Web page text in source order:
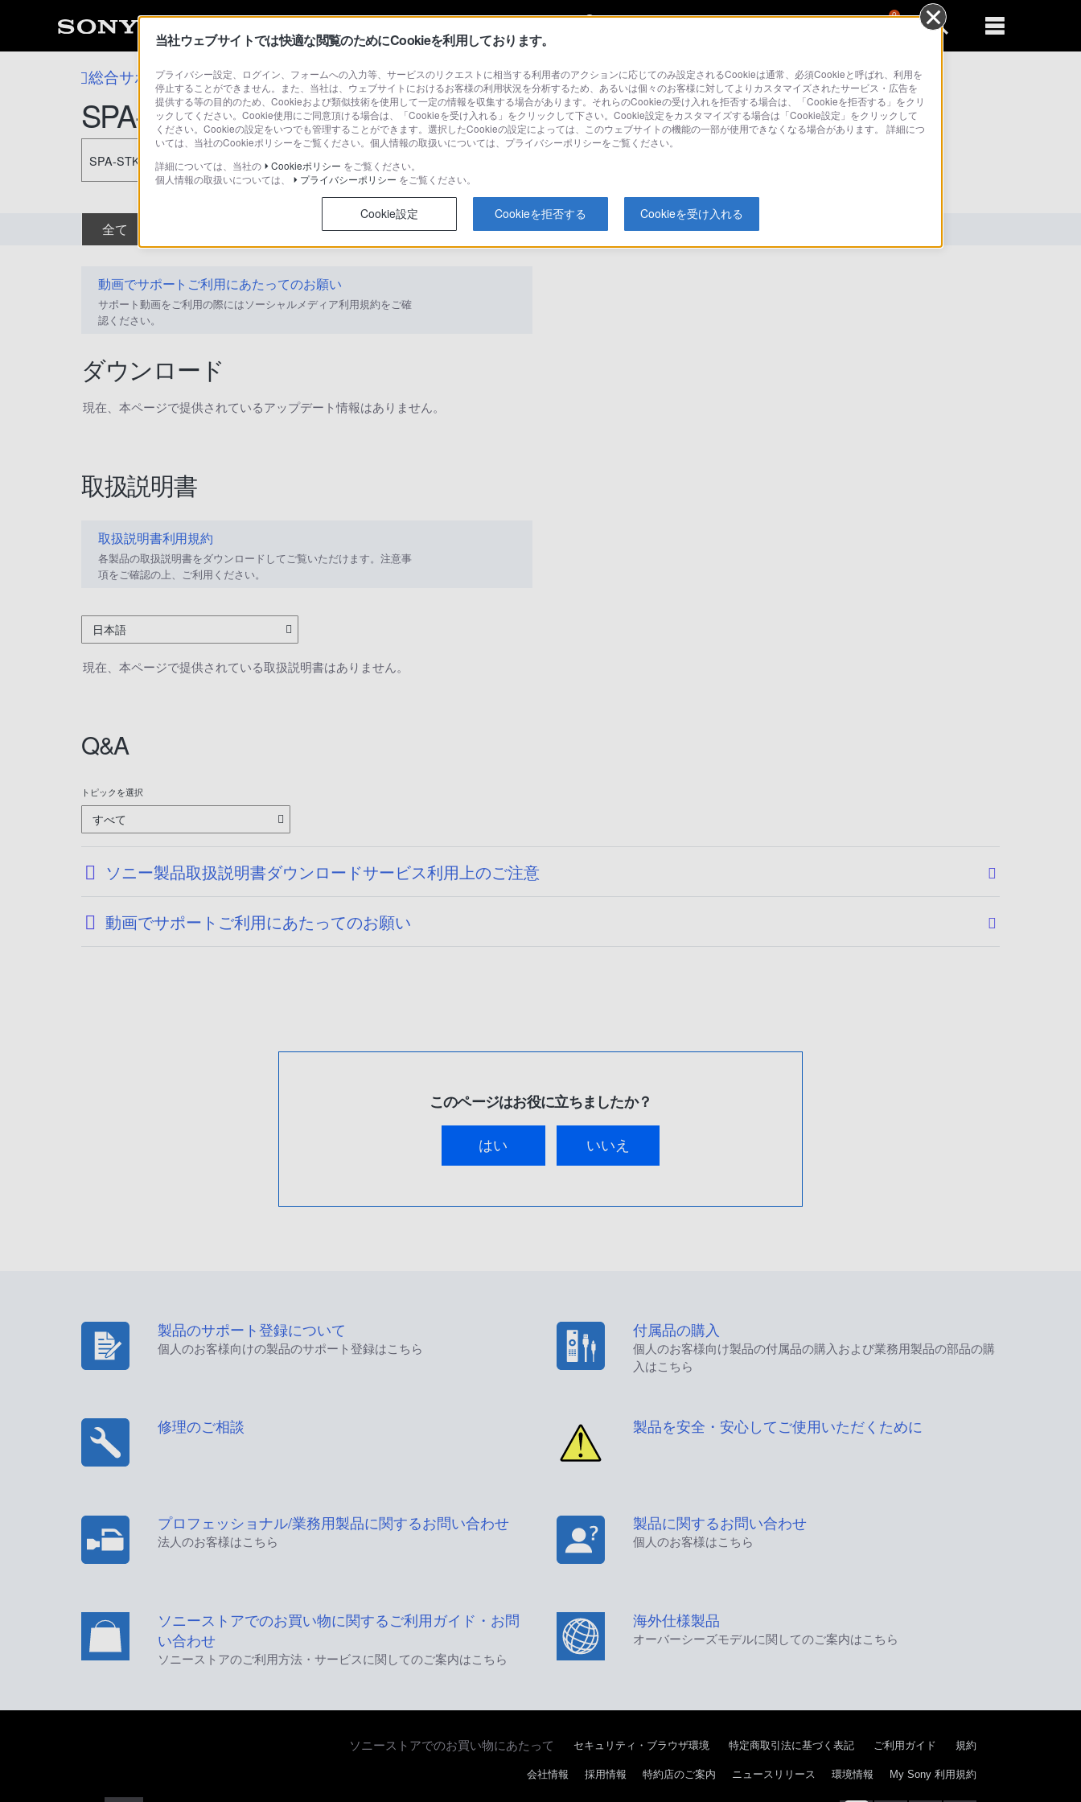
0
総合サポート・お問い合わせ その他のスマートフォンアクセサリー
SPA-STK10
SPA-STK10
全て 取扱説明書 Q&A
動画でサポートご利用にあたってのお願い
サポート動画をご利用の際にはソーシャルメディア利用規約をご確
認ください。
ダウンロード
現在、本ページで提供されているアップデート情報はありません。
取扱説明書
取扱説明書利用規約
各製品の取扱説明書をダウンロードしてご覧いただけます。注意事
項をご確認の上、ご利用ください。
日本語
現在、本ページで提供されている取扱説明書はありません。
Q&A
トピックを選択
すべて
ソニー製品取扱説明書ダウンロードサービス利用上のご注意
動画でサポートご利用にあたってのお願い
このページはお役に立ちましたか？
はい いいえ
製品のサポート登録について
個人のお客様向けの製品のサポート登録はこちら
付属品の購入
個人のお客様向け製品の付属品の購入および業務用製品の部品の購
入はこちら
修理のご相談 製品を安全・安心してご使用いただくために
プロフェッショナル/業務用製品に関するお問い合わせ
法人のお客様はこちら
製品に関するお問い合わせ
個人のお客様はこちら
ソニーストアでのお買い物に関するご利用ガイド・お問
い合わせ
ソニーストアのご利用方法・サービスに関してのご案内はこちら
海外仕様製品
オーバーシーズモデルに関してのご案内はこちら
ソニーストアでのお買い物にあたって セキュリティ・ブラウザ環境 特定商取引法に基づく表記 ご利用ガイド 規約
会社情報 採用情報 特約店のご案内 ニュースリリース 環境情報 My Sony 利用規約
当社ウェブサイトでは快適な閲覧のためにCookieを利用しております。
プライバシー設定、ログイン、フォームへの入力等、サービスのリクエストに相当する利用者のアクションに応じてのみ設定されるCookieは通常、必須Cookieと呼ばれ、利用を
停止することができません。また、当社は、ウェブサイトにおけるお客様の利用状況を分析するため、あるいは個々のお客様に対してよりカスタマイズされたサービス・広告を
提供する等の目的のため、Cookieおよび類似技術を使用して一定の情報を収集する場合があります。それらのCookieの受け入れを拒否する場合は、「Cookieを拒否する」をクリ
ックしてください。Cookie使用にご同意頂ける場合は、「Cookieを受け入れる」をクリックして下さい。Cookie設定をカスタマイズする場合は「Cookie設定」をクリックして
ください。Cookieの設定をいつでも管理することができます。選択したCookieの設定によっては、このウェブサイトの機能の一部が使用できなくなる場合があります。 詳細につ
いては、当社のCookieポリシーをご覧ください。個人情報の取扱いについては、プライバシーポリシーをご覧ください。
詳細については、当社の
Cookieポリシー をご覧ください。
個人情報の取扱いについては、
プライバシーポリシー をご覧ください。
Cookie設定 Cookieを拒否する Cookieを受け入れる